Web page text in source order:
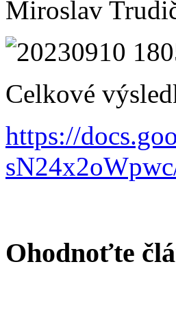
Miroslav
Celkové
https://
Ohodnoťte